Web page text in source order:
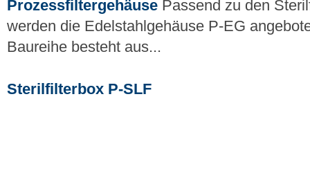
Prozessfiltergehäuse Passend zu den
werden die Edelstahlgehäuse P-EG
Baureihe besteht aus...
Sterilfilterbox P-SLF